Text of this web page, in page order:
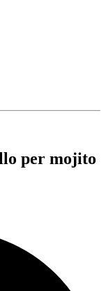
per mojito